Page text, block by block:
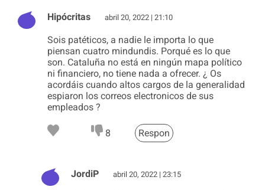
Hipócritas abril 20, 2022 | 21:10
Sois patéticos, a nadie le importa lo que
piensan cuatro mindundis. Porqué es lo que
son. Cataluña no está en ningún mapa político
ni financiero, no tiene nada a ofrecer. ¿ Os
acordáis cuando altos cargos de la generalidad
espiaron los correos electronicos de sus
empleados ?
8 Respon
JordiP abril 20, 2022 | 23:15